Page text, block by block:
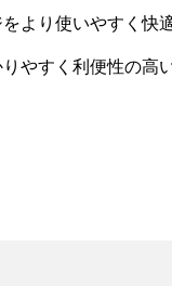
より使いやすく快
やすく利便性の高